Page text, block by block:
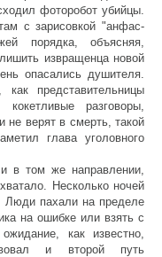
фоторобот убийцы.
с зарисовкой "анфас-
порядка, объясняя,
извращенца новой
опасались душителя.
представительницы
разговоры,
верят в смерть, такой
глава уголовного
в том же направлении,
Несколько ночей
Люди пахали на пределе
на ошибке или взять с
как известно,
и второй путь